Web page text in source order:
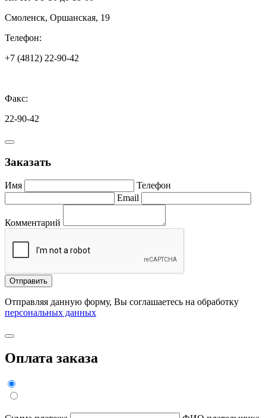
Смоленск, Оршанская, 19
Телефон:
+7 (4812) 22-90-42
Факс:
22-90-42
Заказать
Имя
Телефон
Email
Комментарий
Отправить
Отправляя данную форму, Вы соглашаетесь на обработку
персональных данных
Оплата заказа